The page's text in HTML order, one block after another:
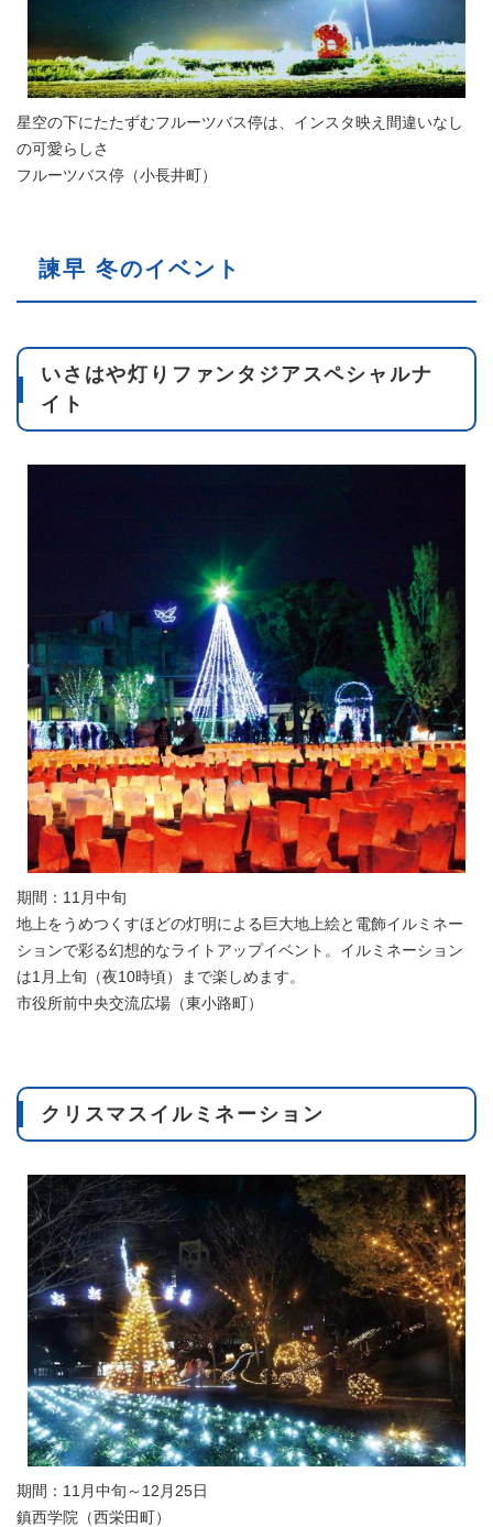
星空の下にたたずむフルーツバス停は、インスタ映え間違いなし
の可愛らしさ
フルーツバス停（小長井町）
諫早 冬のイベント
いさはや灯りファンタジアスペシャルナ
イト
期間：11月中旬
地上をうめつくすほどの灯明による巨大地上絵と電飾イルミネー
ションで彩る幻想的なライトアップイベント。イルミネーション
は1月上旬（夜10時頃）まで楽しめます。
市役所前中央交流広場（東小路町）
クリスマスイルミネーション
期間：11月中旬～12月25日
鎮西学院（西栄田町）